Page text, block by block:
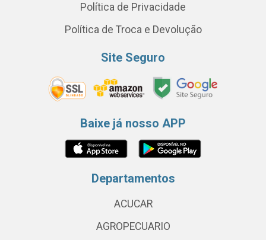
Política de Privacidade
Política de Troca e Devolução
Site Seguro
Baixe já nosso APP
Departamentos
ACUCAR
AGROPECUARIO